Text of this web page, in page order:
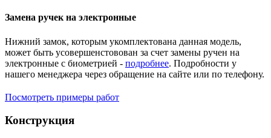
Замена ручек на электронные
Нижний замок, которым укомплектована данная модель,
может быть усовершенстовован за счет замены ручен на
электронные с биометрией - подробнее. Подробности у
нашего менеджера через обращение на сайте или по телефону.
Посмотреть примеры работ
Конструкция